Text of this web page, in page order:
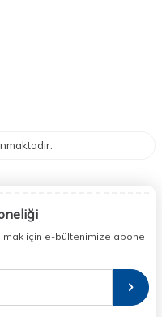
için e-bültenimize abone